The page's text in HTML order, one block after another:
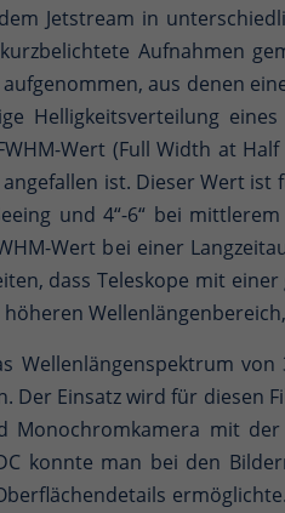
Jetstream in
Aufnahmen
aus denen
Helligkeitsverteilung
Wert (Full Width at
ist. Dieser Wert
und 4“-6“ bei
Wert bei einer
dass Teleskope mit
Wellenlängenspektrum
Einsatz wird für diesen
mit
konnte man bei den